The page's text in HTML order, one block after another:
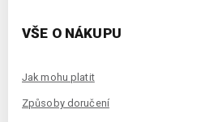
VŠE O NÁKUPU
Jak mohu platit
Způsoby doručení